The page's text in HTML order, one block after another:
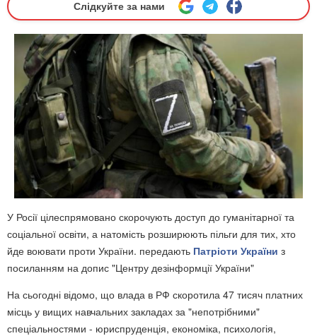
Слідкуйте за нами
У Росії цілеспрямовано скорочують доступ до гуманітарної та
соціальної освіти, а натомість розширюють пільги для тих, хто
йде воювати проти України. передають Патріоти України з
посиланням на допис "Центру дезінформції України"
На сьогодні відомо, що влада в РФ скоротила 47 тисяч платних
місць у вищих навчальних закладах за "непотрібними"
спеціальностями - юриспруденція, економіка, психологія,